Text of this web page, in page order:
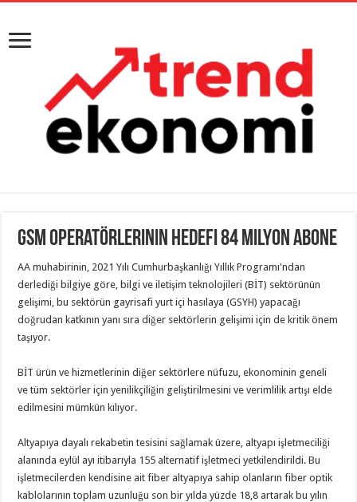
GSM operatörlerinin hedefi 84 milyon abone
AA muhabirinin, 2021 Yılı Cumhurbaşkanlığı Yıllık Programı'ndan
derlediği bilgiye göre, bilgi ve iletişim teknolojileri (BİT) sektörünün
gelişimi, bu sektörün gayrisafi yurt içi hasılaya (GSYH) yapacağı
doğrudan katkının yanı sıra diğer sektörlerin gelişimi için de kritik önem
taşıyor.
BİT ürün ve hizmetlerinin diğer sektörlere nüfuzu, ekonominin geneli
ve tüm sektörler için yenilikçiliğin geliştirilmesini ve verimlilik artışı elde
edilmesini mümkün kılıyor.
Altyapıya dayalı rekabetin tesisini sağlamak üzere, altyapı işletmeciliği
alanında eylül ayı itibarıyla 155 alternatif işletmeci yetkilendirildi. Bu
işletmecilerden kendisine ait fiber altyapıya sahip olanların fiber optik
kablolarının toplam uzunluğu son bir yılda yüzde 18,8 artarak bu yılın